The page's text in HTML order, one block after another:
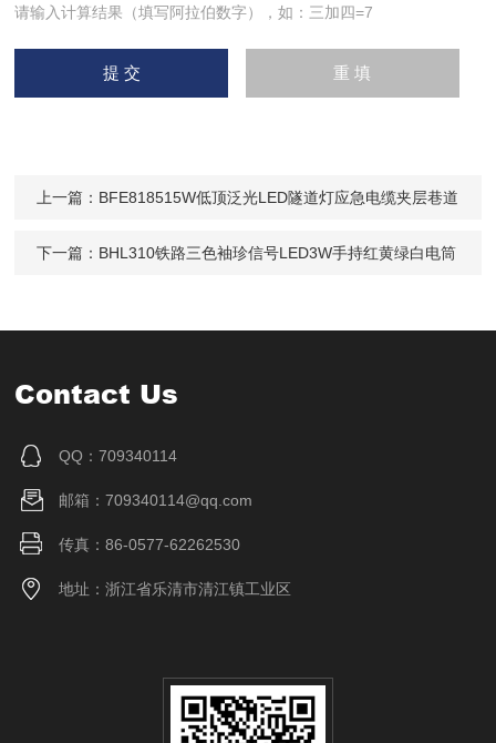
请输入计算结果（填写阿拉伯数字），如：三加四=7
上一篇： BFE818515W低顶泛光LED隧道灯应急电缆夹层巷道
下一篇： BHL310铁路三色袖珍信号LED3W手持红黄绿白电筒
Contact Us
QQ：709340114
邮箱：709340114@qq.com
传真：86-0577-62262530
地址：浙江省乐清市清江镇工业区